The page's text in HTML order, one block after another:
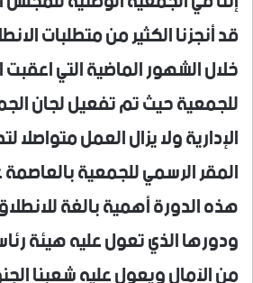
قد أنجزنا الكثير من متطلبات
خلال الشهور الماضية التي
للجمعية حيث تم تفعيل لجان
الإدارية ولا يزال العمل
المقر الرسمي للجمعية
هذه الدورة أهمية بالغة
ودورها الذي تعول عليه هيئة